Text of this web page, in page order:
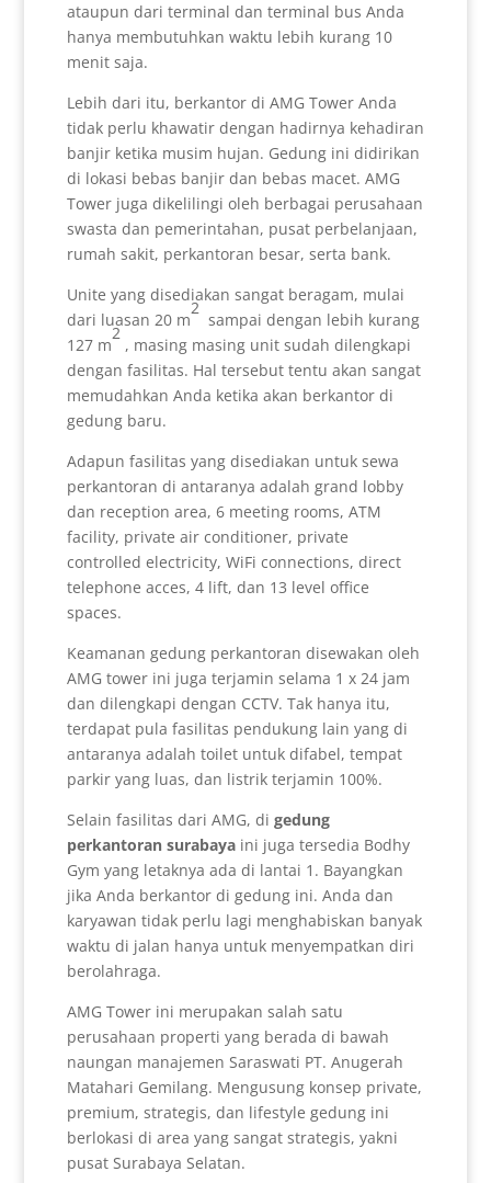
ataupun dari terminal dan terminal bus Anda
hanya membutuhkan waktu lebih kurang 10
menit saja.
Lebih dari itu, berkantor di AMG Tower Anda
tidak perlu khawatir dengan hadirnya kehadiran
banjir ketika musim hujan. Gedung ini didirikan
di lokasi bebas banjir dan bebas macet. AMG
Tower juga dikelilingi oleh berbagai perusahaan
swasta dan pemerintahan, pusat perbelanjaan,
rumah sakit, perkantoran besar, serta bank.
Unite yang disediakan sangat beragam, mulai
dari luasan 20 m
2
sampai dengan lebih kurang
127 m
2
, masing masing unit sudah dilengkapi
dengan fasilitas. Hal tersebut tentu akan sangat
memudahkan Anda ketika akan berkantor di
gedung baru.
Adapun fasilitas yang disediakan untuk sewa
perkantoran di antaranya adalah grand lobby
dan reception area, 6 meeting rooms, ATM
facility, private air conditioner, private
controlled electricity, WiFi connections, direct
telephone acces, 4 lift, dan 13 level office
spaces.
Keamanan gedung perkantoran disewakan oleh
AMG tower ini juga terjamin selama 1 x 24 jam
dan dilengkapi dengan CCTV. Tak hanya itu,
terdapat pula fasilitas pendukung lain yang di
antaranya adalah toilet untuk difabel, tempat
parkir yang luas, dan listrik terjamin 100%.
Selain fasilitas dari AMG, di gedung
perkantoran surabayaini juga tersedia Bodhy
Gym yang letaknya ada di lantai 1. Bayangkan
jika Anda berkantor di gedung ini. Anda dan
karyawan tidak perlu lagi menghabiskan banyak
waktu di jalan hanya untuk menyempatkan diri
berolahraga.
AMG Tower ini merupakan salah satu
perusahaan properti yang berada di bawah
naungan manajemen Saraswati PT. Anugerah
Matahari Gemilang. Mengusung konsep private,
premium, strategis, dan lifestyle gedung ini
berlokasi di area yang sangat strategis, yakni
pusat Surabaya Selatan.